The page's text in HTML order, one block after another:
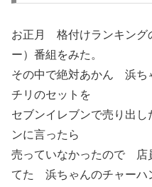
お正月 格付けランキング
ー）番組をみた。
その中で絶対あかん 浜ち
チリのセットを
セブンイレブンで売り出
ンに言ったら
売っていなかったので 店
てた 浜ちゃんのチャーハ